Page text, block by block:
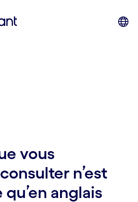
vous
n’est
anglais